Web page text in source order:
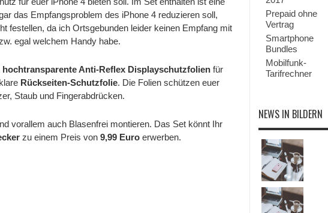
Becker
das Empfangsproblem des iPhone 4 reduzieren soll,
festellen, da ich Ortsgebunden leider keinen Empfang mit
egal welchem Handy habe.
hochtransparente Anti-Reflex Displayschutzfolien für
Rückseiten-Schutzfolie. Die Folien schützen euer
Staub und Fingerabdrücken.
vorallem auch Blasenfrei montieren. Das Set könnt Ihr
zu einem Preis von 9,99 Euro erwerben.
Prepaid ohne
Vertrag
Smartphone
Bundles
Mobilfunk-
Tarifrechner
NEWS IN BILDERN